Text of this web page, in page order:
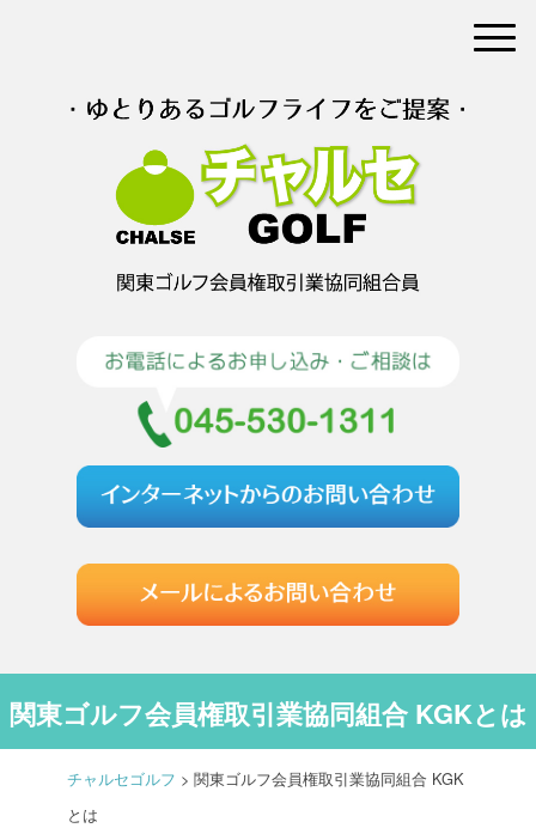
関東ゴルフ会員権取引業協同組合 KGKとは
チャルセゴルフ > 関東ゴルフ会員権取引業協同組合 KGK
とは